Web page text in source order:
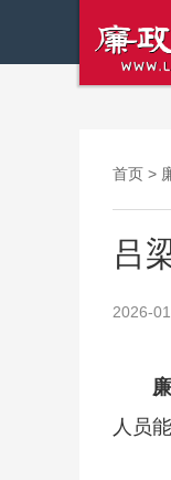
首页 >
吕
2026-
人员